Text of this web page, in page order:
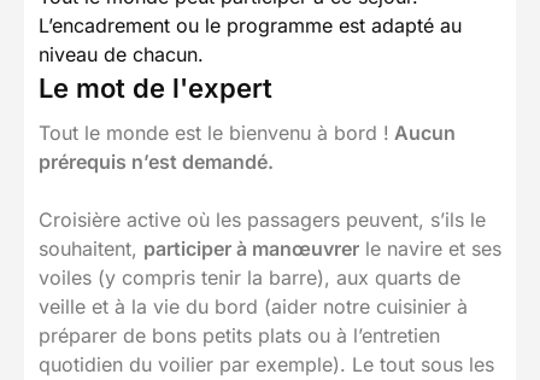
L’encadrement ou le programme est adapté au
niveau de chacun.
Le mot de l'expert
Tout le monde est le bienvenu à bord ! Aucun
prérequis n’est demandé.
Croisière active où les passagers peuvent, s’ils le
souhaitent, participer à manœuvrer le navire et ses
voiles (y compris tenir la barre), aux quarts de
veille et à la vie du bord (aider notre cuisinier à
préparer de bons petits plats ou à l’entretien
quotidien du voilier par exemple). Le tout sous les